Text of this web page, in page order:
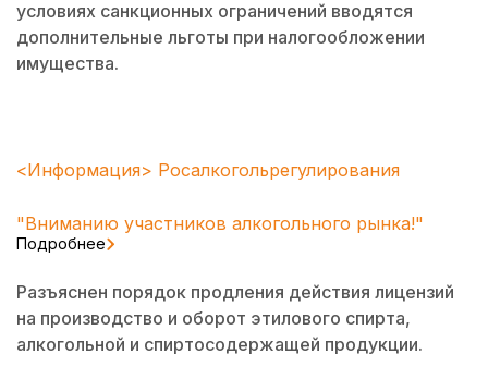
условиях санкционных ограничений вводятся
дополнительные льготы при налогообложении
имущества.
<Информация> Росалкогольрегулирования
"Вниманию участников алкогольного рынка!"
Подробнее
Разъяснен порядок продления действия лицензий
на производство и оборот этилового спирта,
алкогольной и спиртосодержащей продукции.